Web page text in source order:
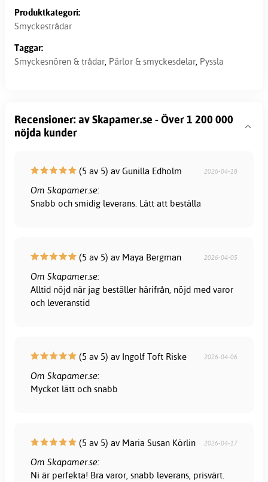
Produktkategori:
Smyckestrådar
Taggar:
Smyckesnören & trådar, Pärlor & smyckesdelar, Pyssla
Recensioner: av Skapamer.se - Över 1 200 000
nöjda kunder
(5 av 5) av Gunilla Edholm 2026-04-18
Om Skapamer.se:
Snabb och smidig leverans. Lätt att beställa
(5 av 5) av Maya Bergman 2026-04-05
Om Skapamer.se:
Alltid nöjd när jag beställer härifrån, nöjd med varor
och leveranstid
(5 av 5) av Ingolf Toft Riske 2026-04-06
Om Skapamer.se:
Mycket lätt och snabb
(5 av 5) av Maria Susan Körlin 2026-04-17
Om Skapamer.se:
Ni är perfekta! Bra varor, snabb leverans, prisvärt.